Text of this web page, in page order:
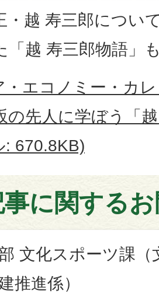
・越 寿三郎につい
「越 寿三郎物語」
・エコノミー・カ
の先人に学ぼう「
: 670.8KB)
に関する
文化スポーツ課（
推進係）